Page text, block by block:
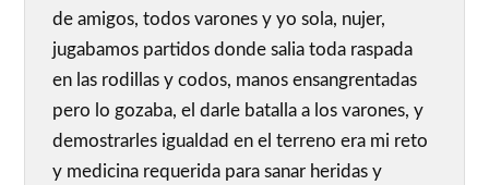
de amigos, todos varones y yo sola, nujer,
jugabamos partidos donde salia toda raspada
en las rodillas y codos, manos ensangrentadas
pero lo gozaba, el darle batalla a los varones, y
demostrarles igualdad en el terreno era mi reto
y medicina requerida para sanar heridas y